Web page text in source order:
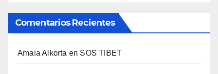
Comentarios Recientes
Amaia Alkorta en SOS TIBET